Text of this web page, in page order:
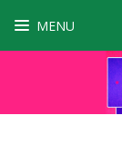
MENU